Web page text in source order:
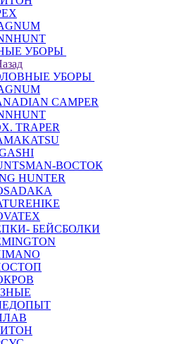
УБОРЫ
УБОРЫ
CAMPER
TRAPER
ВОСТОК
HUNTER
БЕЙСБОЛКИ